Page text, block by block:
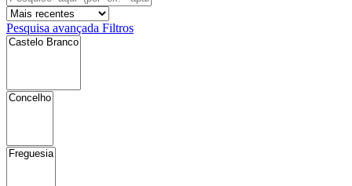
Pesquisa avançada Filtros